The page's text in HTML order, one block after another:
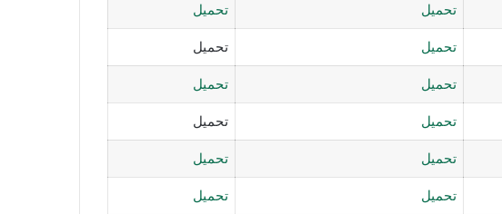
تحميل تحميل
تحميل تحميل
تحميل تحميل
تحميل تحميل
تحميل تحميل
تحميل تحميل